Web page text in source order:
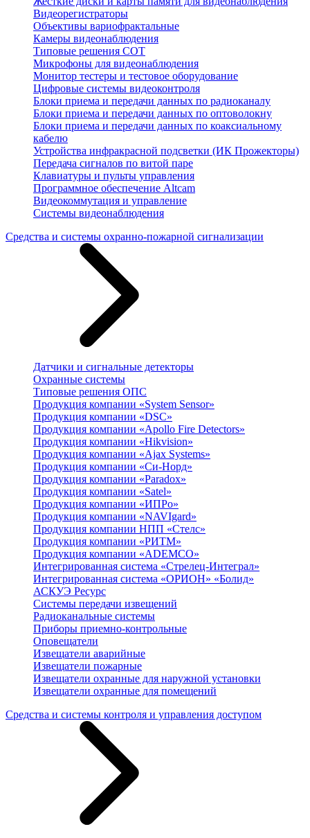
Видеорегистраторы
Объективы вариофрактальные
Камеры видеонаблюдения
Типовые решения СОТ
Микрофоны для видеонаблюдения
Монитор тестеры и тестовое оборудование
Цифровые системы видеоконтроля
Блоки приема и передачи данных по радиоканалу
Блоки приема и передачи данных по оптоволокну
Блоки приема и передачи данных по коаксиальному
кабелю
Устройства инфракрасной подсветки (ИК Прожекторы)
Передача сигналов по витой паре
Клавиатуры и пульты управления
Программное обеспечение Altcam
Видеокоммутация и управление
Системы видеонаблюдения
Средства и системы охранно-пожарной сигнализации
Датчики и сигнальные детекторы
Охранные системы
Типовые решения ОПС
Продукция компании «System Sensor»
Продукция компании «DSC»
Продукция компании «Apollo Fire Detectors»
Продукция компании «Hikvision»
Продукция компании «Ajax Systems»
Продукция компании «Си-Норд»
Продукция компании «Paradox»
Продукция компании «Satel»
Продукция компании «ИПРо»
Продукция компании «NAVIgard»
Продукция компании НПП «Стелс»
Продукция компании «РИТМ»
Продукция компании «ADEMCO»
Интегрированная система «Стрелец-Интеграл»
Интегрированная система «ОРИОН» «Болид»
АСКУЭ Ресурс
Системы передачи извещений
Радиоканальные системы
Приборы приемно-контрольные
Оповещатели
Извещатели аварийные
Извещатели пожарные
Извещатели охранные для наружной установки
Извещатели охранные для помещений
Средства и системы контроля и управления доступом